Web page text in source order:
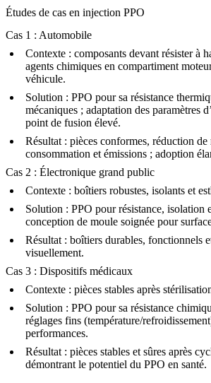
Études de cas en injection PPO
Cas 1 : Automobile
Contexte : composants devant résister à
agents chimiques en compartiment
véhicule.
Solution : PPO pour sa résistance
mécaniques ; adaptation des paramètres
point de fusion élevé.
Résultat : pièces conformes, réduction de
consommation et émissions ; adoption
Cas 2 : Électronique grand public
Contexte : boîtiers robustes, isolants et
Solution : PPO pour résistance, isolation
conception de moule soignée pour
Résultat : boîtiers durables, fonctionnels
visuellement.
Cas 3 : Dispositifs médicaux
Contexte : pièces stables après
Solution : PPO pour sa résistance
réglages fins (température/
performances.
Résultat : pièces stables et sûres après
démontrant le potentiel du PPO en santé.